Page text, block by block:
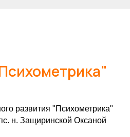
развития "Психометрика"
н. Защиринской Оксаной